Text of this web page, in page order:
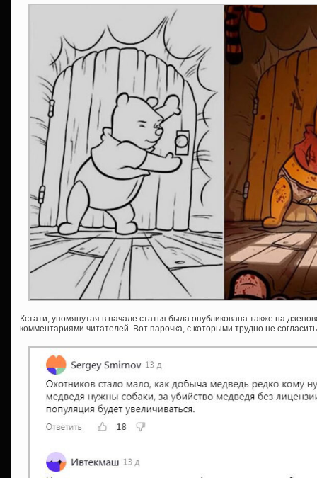
Кстати, упомянутая в начале статья была опубликована также на
комментариями читателей. Вот парочка, с которыми трудно не